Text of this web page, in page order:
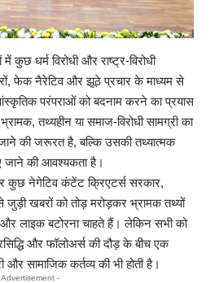
कुछ धर्म विरोधी और राष्ट्र-विरोधी
फेक नैरेटिव और झूठे प्रचार के माध्यम से
परंपराओं को बदनाम करने का प्रयास
तथ्यहीन या समाज-विरोधी सामग्री का
की जरूरत है, बल्कि उसकी तथ्यात्मक
जाने की आवश्यकता है।
कुछ नेगेटिव कंटेंट क्रिएटर्स सरकार,
खबरों को तोड़ मरोड़कर भ्रामक तथ्यों
लाइक बटोरना चाहते हैं। लेकिन सभी को
और फॉलोअर्स की दौड़ के बीच एक
और सामाजिक कर्तव्य की भी होती है।
Advertisement -